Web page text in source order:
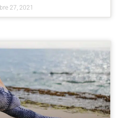
27, 2021